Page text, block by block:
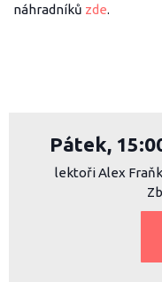
náhradníků zde.
Pátek,
lektoři Alex